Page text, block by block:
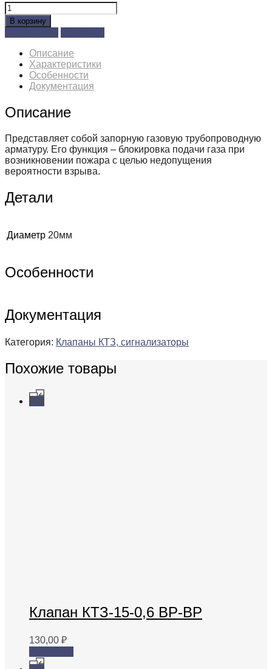
Количество
товара
Клапан
КТЗ-20-
ВР-
В корзину
Описание
Характеристики
Особенности
Документация
Описание
Представляет собой запорную газовую трубопроводную
арматуру. Его функция – блокировка подачи газа при
возникновении пожара с целью недопущения
вероятности взрыва.
Детали
Диаметр 20мм
Особенности
Документация
Категория: Клапаны КТЗ, сигнализаторы
Похожие товары
Клапан КТЗ-15-0,6 ВР-ВР
130,00 ₽